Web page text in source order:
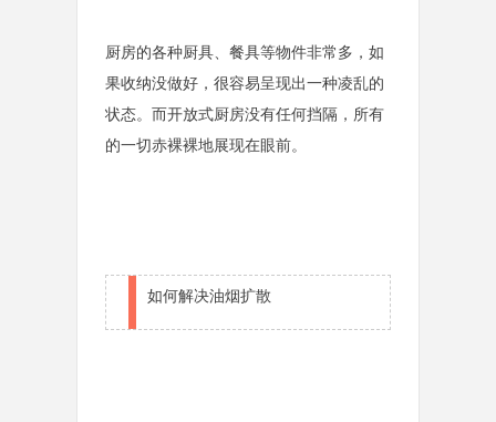
厨房的各种厨具、餐具等物件非常多，如
果收纳没做好，很容易呈现出一种凌乱的
状态。而开放式厨房没有任何挡隔，所有
的一切赤裸裸地展现在眼前。
如何解决油烟扩散